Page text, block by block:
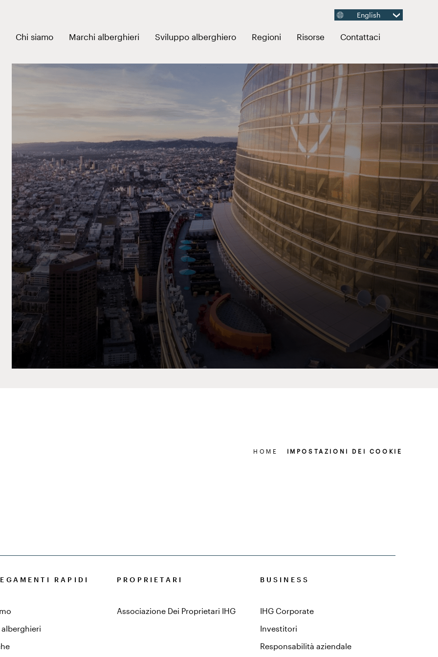
English
Chi siamo Marchi alberghieri Apri menu collegamenti
Sviluppo alberghieroApri menu collegamenti
Regioni Apri menu collegamenti
Risorse Apri menu collegamenti
Contattaci
HOME IMPOSTAZIONI DEI COOKIE
RAPIDI PROPRIETARI
Associazione Dei Proprietari IHG
BUSINESS
IHG Corporate
Investitori
Responsabilità aziendale